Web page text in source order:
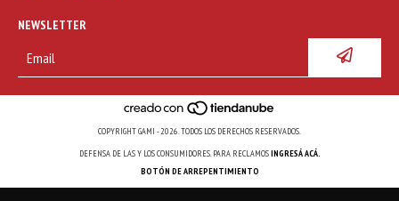
NEWSLETTER
COPYRIGHT GAMI - 2026. TODOS LOS DERECHOS RESERVADOS.
DEFENSA DE LAS Y LOS CONSUMIDORES. PARA RECLAMOSINGRESÁ ACÁ.
BOTÓN DE ARREPENTIMIENTO